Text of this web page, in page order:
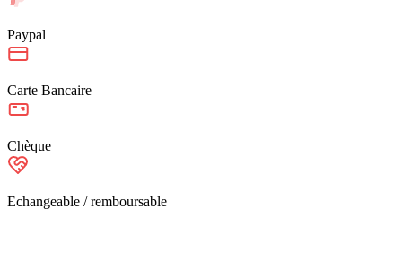
Paypal
Carte Bancaire
Chèque
Echangeable / remboursable